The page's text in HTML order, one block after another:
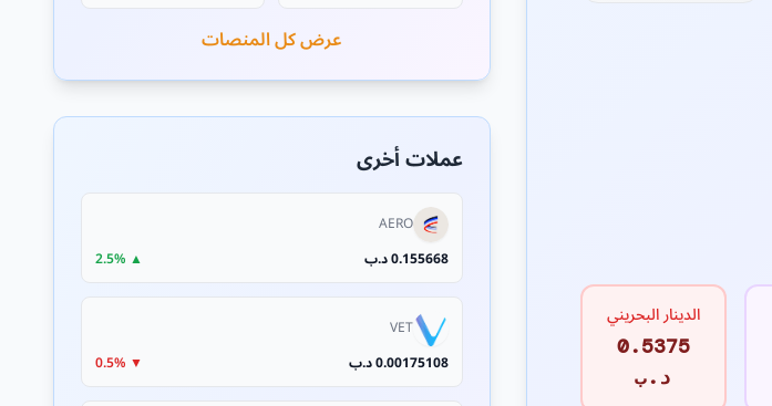
الدينار البحريني
0.5375
د.ب
عرض كل المنصات
عملات أخرى
AERO
0.155668 د.ب
▲ 2.5%
VET
0.00175108 د.ب
▼ 0.5%